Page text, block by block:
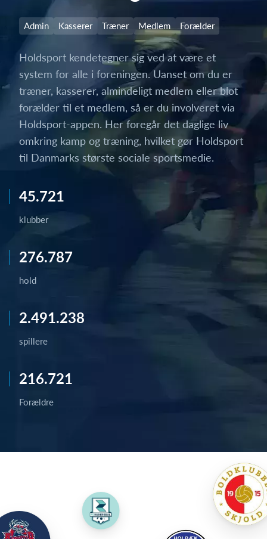
Admin Kasserer Træner Medlem Forælder
Holdsport kendetegner sig ved at være et
system for alle i foreningen. Uanset om du er
træner, kasserer, almindeligt medlem eller blot
forælder til et medlem, så er du involveret via
Holdsport-appen. Her foregår det daglige liv
omkring kamp og træning, hvilket gør Holdsport
til Danmarks største sociale sportsmedie.
45.721
klubber
276.787
hold
2.491.238
spillere
216.721
Forældre